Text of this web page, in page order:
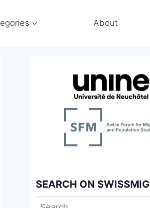
About
SEARCH ON SWISSMIG
Search